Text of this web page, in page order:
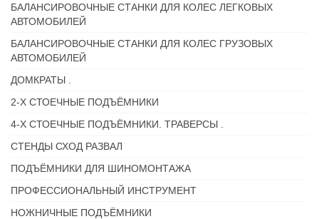
БАЛАНСИРОВОЧНЫЕ СТАНКИ ДЛЯ КОЛЕС ЛЕГКОВЫХ
АВТОМОБИЛЕЙ
БАЛАНСИРОВОЧНЫЕ СТАНКИ ДЛЯ КОЛЕС ГРУЗОВЫХ
АВТОМОБИЛЕЙ
ДОМКРАТЫ .
2-Х СТОЕЧНЫЕ ПОДЪЁМНИКИ
4-Х СТОЕЧНЫЕ ПОДЪЁМНИКИ. ТРАВЕРСЫ .
СТЕНДЫ СХОД РАЗВАЛ
ПОДЪЁМНИКИ ДЛЯ ШИНОМОНТАЖА
ПРОФЕССИОНАЛЬНЫЙ ИНСТРУМЕНТ
НОЖНИЧНЫЕ ПОДЪЁМНИКИ